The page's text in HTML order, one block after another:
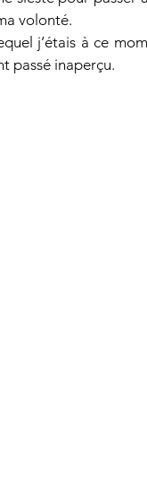
volonté.
j’étais à ce
passé inaperçu.